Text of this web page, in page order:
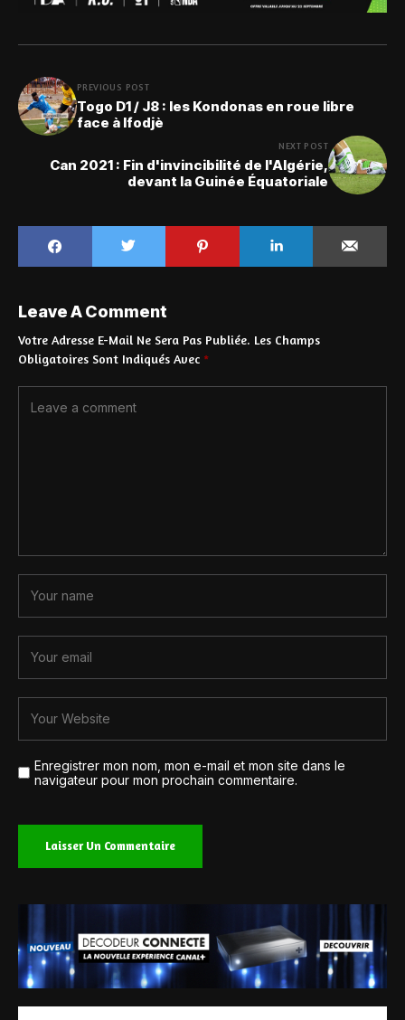
PREVIOUS POST
Togo D1 / J8 : les Kondonas en roue libre
face à Ifodjè
NEXT POST
Can 2021 : Fin d'invincibilité de l'Algérie,
devant la Guinée Équatoriale
Leave A Comment
Votre Adresse E-Mail Ne Sera Pas Publiée. Les Champs
Obligatoires Sont Indiqués Avec *
Enregistrer mon nom, mon e-mail et mon site dans le
navigateur pour mon prochain commentaire.